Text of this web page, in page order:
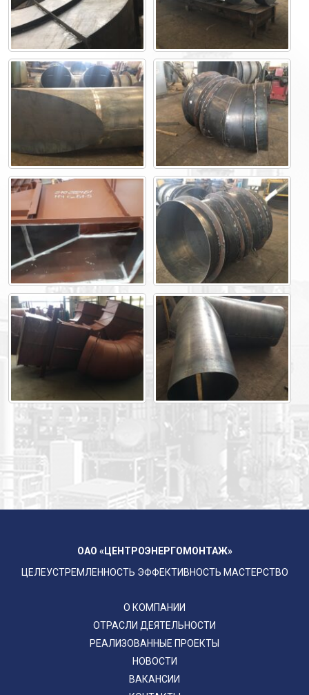
ОАО «ЦЕНТРОЭНЕРГОМОНТАЖ»
ЦЕЛЕУСТРЕМЛЕННОСТЬ ЭФФЕКТИВНОСТЬ МАСТЕРСТВО
О КОМПАНИИ
ОТРАСЛИ ДЕЯТЕЛЬНОСТИ
РЕАЛИЗОВАННЫЕ ПРОЕКТЫ
НОВОСТИ
ВАКАНСИИ